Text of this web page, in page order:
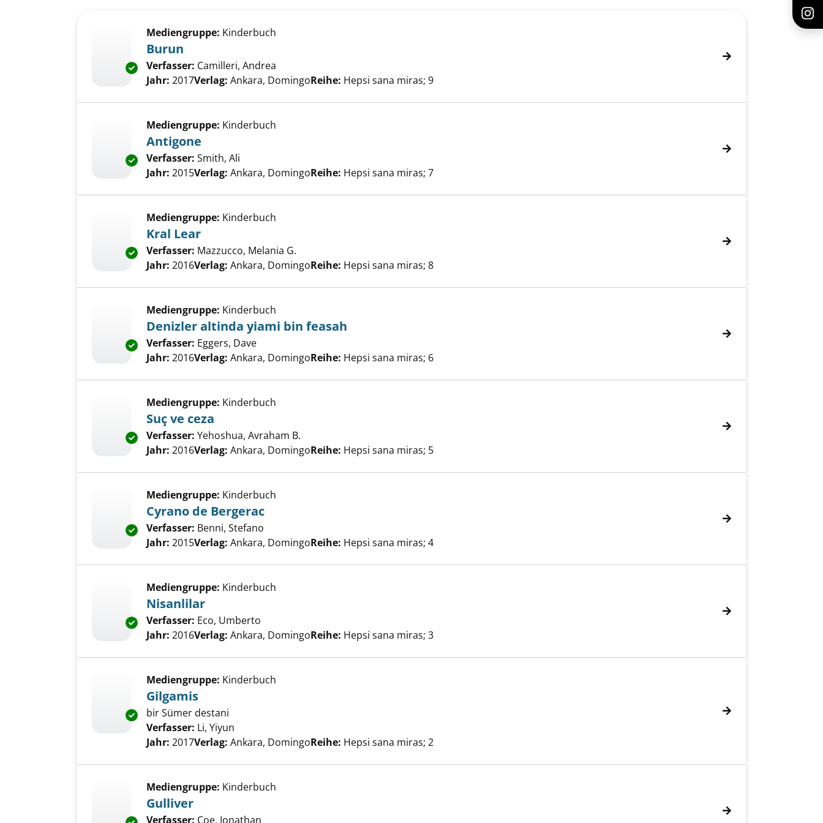
Exemplar-Details von Burun anzeigen
Mediengruppe: Kinderbuch
Burun
Verfasser: Camilleri, Andrea
Jahr: 2017Verlag: Ankara, DomingoReihe: Hepsi sana miras; 9
Exemplar-Details von Antigone anzeigen
Mediengruppe: Kinderbuch
Antigone
Verfasser: Smith, Ali
Jahr: 2015Verlag: Ankara, DomingoReihe: Hepsi sana miras; 7
Exemplar-Details von Kral Lear anzeigen
Mediengruppe: Kinderbuch
Kral Lear
Verfasser: Mazzucco, Melania G.
Jahr: 2016Verlag: Ankara, DomingoReihe: Hepsi sana miras; 8
Exemplar-Details von Denizler altinda yiami bin feasah anzeigen
Mediengruppe: Kinderbuch
Denizler altinda yiami bin feasah
Verfasser: Eggers, Dave
Jahr: 2016Verlag: Ankara, DomingoReihe: Hepsi sana miras; 6
Exemplar-Details von Suç ve ceza anzeigen
Mediengruppe: Kinderbuch
Suç ve ceza
Verfasser: Yehoshua, Avraham B.
Jahr: 2016Verlag: Ankara, DomingoReihe: Hepsi sana miras; 5
Exemplar-Details von Cyrano de Bergerac anzeigen
Mediengruppe: Kinderbuch
Cyrano de Bergerac
Verfasser: Benni, Stefano
Jahr: 2015Verlag: Ankara, DomingoReihe: Hepsi sana miras; 4
Exemplar-Details von Nisanlilar anzeigen
Mediengruppe: Kinderbuch
Nisanlilar
Verfasser: Eco, Umberto
Jahr: 2016Verlag: Ankara, DomingoReihe: Hepsi sana miras; 3
Exemplar-Details von Gilgamis anzeigen
Mediengruppe: Kinderbuch
Gilgamis
bir Sümer destani
Verfasser: Li, Yiyun
Jahr: 2017Verlag: Ankara, DomingoReihe: Hepsi sana miras; 2
Mediengruppe: Kinderbuch
Gulliver
Verfasser: Coe, Jonathan